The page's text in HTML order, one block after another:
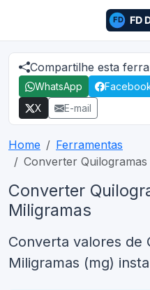
Compartilhe esta
WhatsApp
X
E-mail
Home
Ferramentas
Converter
Converter
Miligramas
Converta valores de
Miligramas (mg)